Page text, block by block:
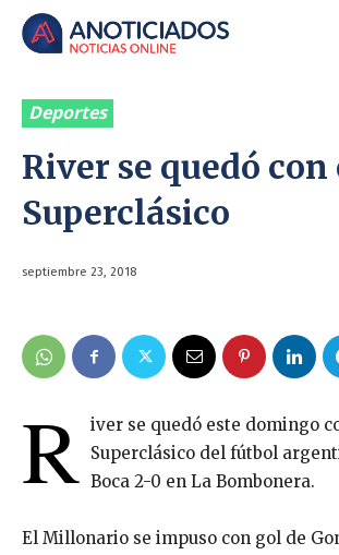
Deportes
River se quedó con
Superclásico
septiembre 23, 2018
R iver se quedó este domingo
Superclásico del fútbol
Boca 2-0 en La Bombonera.
El Millonario se impuso con gol de